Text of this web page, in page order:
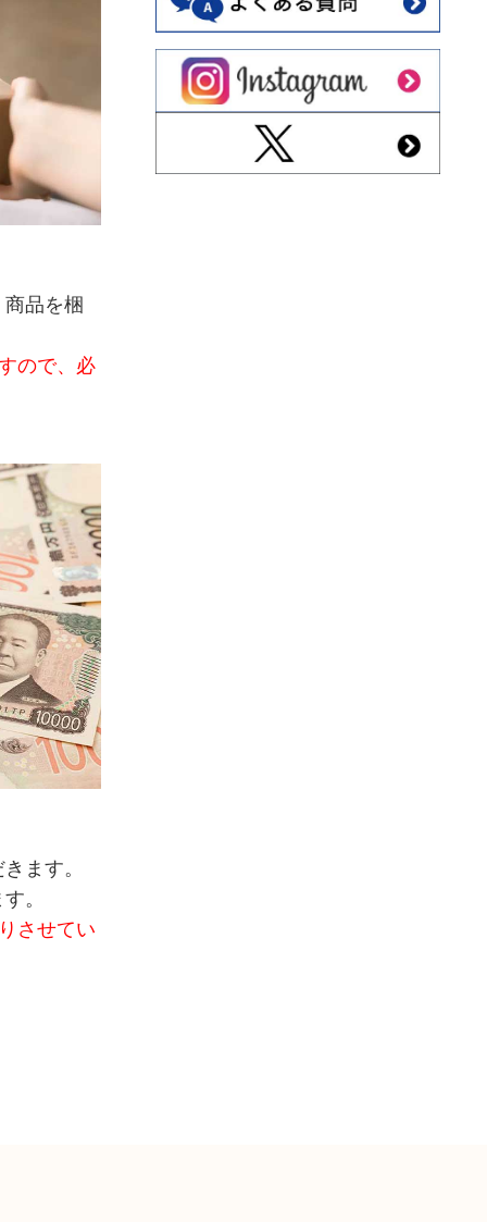
品を梱
ので、必
ます。
。
させてい